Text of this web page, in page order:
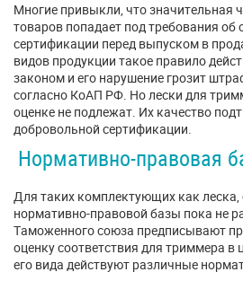
Многие привыкли, что значительная
товаров попадает под требования об
сертификации перед выпуском в
видов продукции такое правило
законом и его нарушение грозит
согласно КоАП РФ. Но лески для
оценке не подлежат. Их качество
добровольной сертификации.
Нормативно-правовая
Для таких комплектующих как леска,
нормативно-правовой базы пока не
Таможенного союза предписывают
оценку соответствия для триммера в
его вида действуют различные